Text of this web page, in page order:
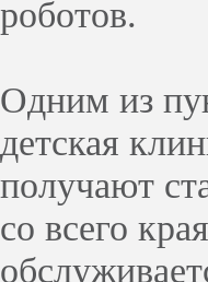
роботов.
Одним из
детская
получают
со всего